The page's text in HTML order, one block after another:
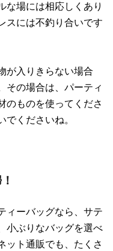
な場には相応しくあり
スには不釣り合いです
が入りきらない場合
その場合は、パーティ
のものを使ってくださ
でくださいね。
ィーバッグなら、サテ
小ぶりなバッグを選べ
ット通販でも、たくさ